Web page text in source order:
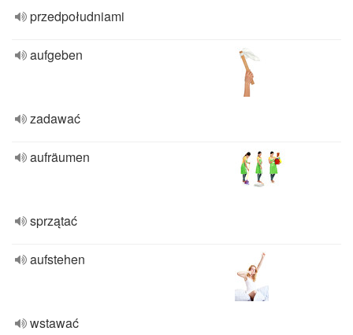
przedpołudniami
aufgeben
zadawać
aufräumen
sprzątać
aufstehen
wstawać